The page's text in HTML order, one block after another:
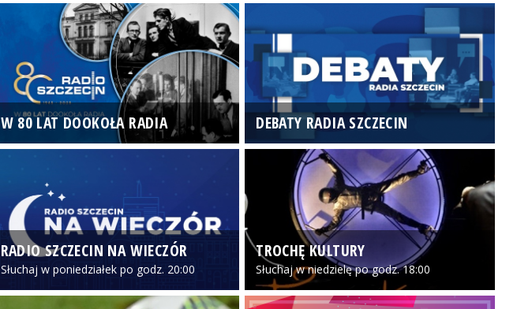
W 80 LAT DOOKOŁA RADIA DEBATY RADIA SZCZECIN
RADIO SZCZECIN NA WIECZÓR
Słuchaj w poniedziałek po godz. 20:00
TROCHĘ KULTURY
Słuchaj w niedzielę po godz. 18:00